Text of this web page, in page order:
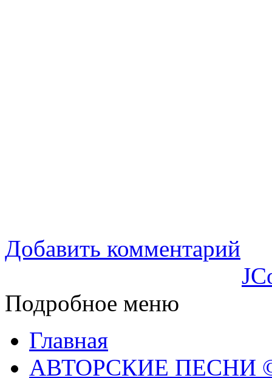
Добавить комментарий
Подробное меню
Главная
АВТОРСКИЕ ПЕСНИ ©